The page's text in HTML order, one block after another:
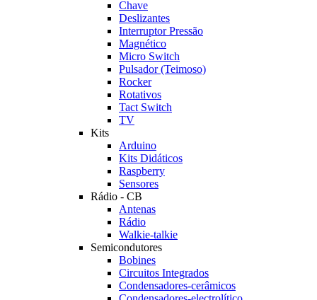
Chave
Deslizantes
Interruptor Pressão
Magnético
Micro Switch
Pulsador (Teimoso)
Rocker
Rotativos
Tact Switch
TV
Kits
Arduino
Kits Didáticos
Raspberry
Sensores
Rádio - CB
Antenas
Rádio
Walkie-talkie
Semicondutores
Bobines
Circuitos Integrados
Condensadores-cerâmicos